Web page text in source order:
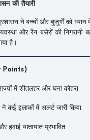
की तैयारी
ने बच्चों और बुजुर्गों को
और रैन बसेरों की निगरानी
है।
Points)
में शीतलहर और घना कोहरा
ने कई इलाकों में अलर्ट जारी किया
यातायात प्रभावित